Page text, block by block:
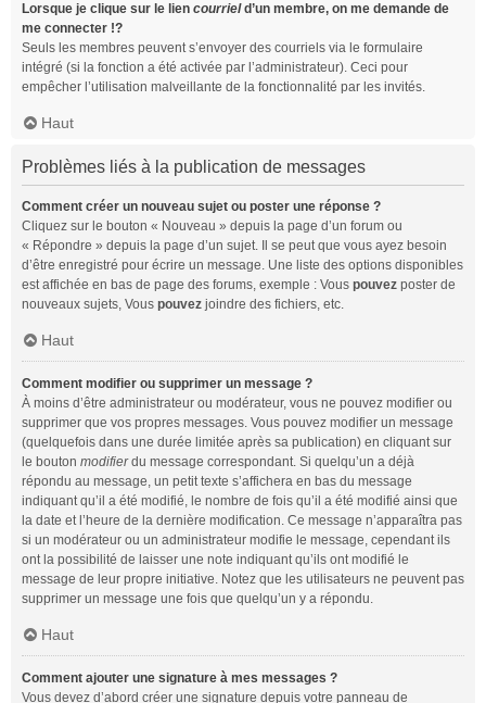
Lorsque je clique sur le lien courrield’un membre, on me demande de
me connecter !?
Seuls les membres peuvent s’envoyer des courriels via le formulaire
intégré (si la fonction a été activée par l’administrateur). Ceci pour
empêcher l’utilisation malveillante de la fonctionnalité par les invités.
Haut
Problèmes liés à la publication de messages
Comment créer un nouveau sujet ou poster une réponse ?
Cliquez sur le bouton « Nouveau » depuis la page d’un forum ou
« Répondre » depuis la page d’un sujet. Il se peut que vous ayez besoin
d’être enregistré pour écrire un message. Une liste des options disponibles
est affichée en bas de page des forums, exemple : Vous pouvez poster de
nouveaux sujets, Vous pouvez joindre des fichiers, etc.
Haut
Comment modifier ou supprimer un message ?
À moins d’être administrateur ou modérateur, vous ne pouvez modifier ou
supprimer que vos propres messages. Vous pouvez modifier un message
(quelquefois dans une durée limitée après sa publication) en cliquant sur
le bouton modifierdu message correspondant. Si quelqu’un a déjà
répondu au message, un petit texte s’affichera en bas du message
indiquant qu’il a été modifié, le nombre de fois qu’il a été modifié ainsi que
la date et l’heure de la dernière modification. Ce message n’apparaîtra pas
si un modérateur ou un administrateur modifie le message, cependant ils
ont la possibilité de laisser une note indiquant qu’ils ont modifié le
message de leur propre initiative. Notez que les utilisateurs ne peuvent pas
supprimer un message une fois que quelqu’un y a répondu.
Haut
Comment ajouter une signature à mes messages ?
Vous devez d’abord créer une signature depuis votre panneau de